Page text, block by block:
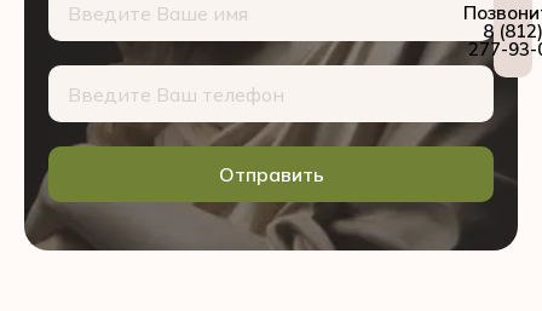
Отправить
8 (812)
277-93-